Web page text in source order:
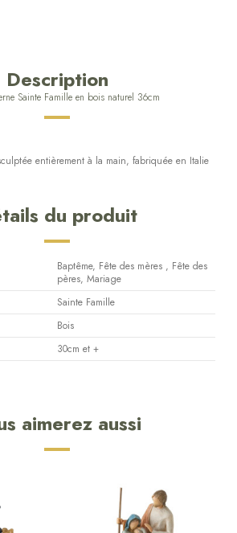
Description
Sainte Famille en bois naturel 36cm
entièrement à la main, fabriquée en Italie
du produit
Baptême, Fête des mères , Fête des
pères, Mariage
Sainte Famille
Bois
30cm et +
aimerez aussi